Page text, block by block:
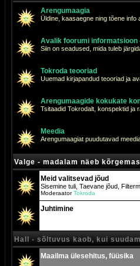
Arengumaagia
Üldine, kaasaegne ning tõene info
Avalik foorumi informatsioon
Siin on seadused, mida tuleb
Tokroda teooriad
Uuemad kirjapandud teooriad ja
Arengumaagide kokukate
Tsitaadid Tokrodalt, konspektid ja
Meedia
Arengumaagiat puudutavad
Valge - madalam näeb
Meid valitsevad jõud
Sisemine tuli, Taevane jõud,
ModeraatorTokroda
Juhtimine
Hall - sõltuvus kaob, kui
Maailma ülesehitus, füüsika